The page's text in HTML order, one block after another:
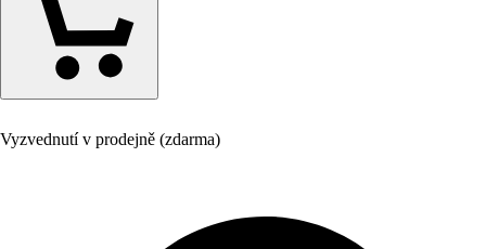
Vyzvednutí v prodejně (zdarma)